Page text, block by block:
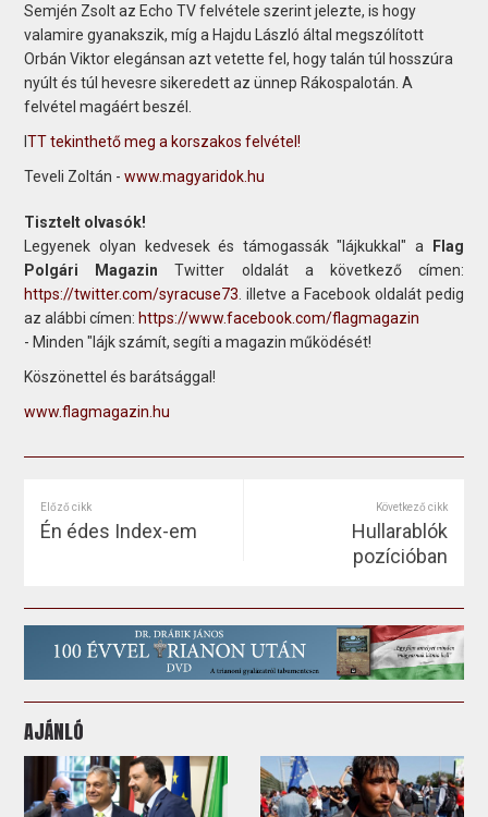
Semjén Zsolt az Echo TV felvétele szerint jelezte, is hogy
valamire gyanakszik, míg a Hajdu László által megszólított
Orbán Viktor elegánsan azt vetette fel, hogy talán túl hosszúra
nyúlt és túl hevesre sikeredett az ünnep Rákospalotán. A
felvétel magáért beszél.
ITT tekinthető meg a korszakos felvétel!
Teveli Zoltán -www.magyaridok.hu
Tisztelt olvasók!
Legyenek olyan kedvesek és támogassák "lájkukkal" a
Flag
Polgári Magazin Twitter oldalát a következő címen:
https://twitter.com/syracuse73 . illetve a Facebook oldalát pedig
az alábbi címen: https://www.facebook.com/flagmagazin
- Minden "lájk számít, segíti a magazin működését!
Köszönettel és barátsággal!
www.flagmagazin.hu
Előző cikk
Én édes Index-em
Következő cikk
Hullarablók
pozícióban
AJÁNLÓ